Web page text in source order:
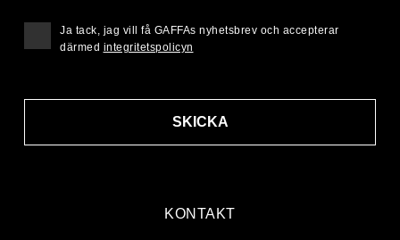
KONTAKT
SKICKA
Ja tack, jag vill få GAFFAs nyhetsbrev och accepterar
därmed integritetspolicyn